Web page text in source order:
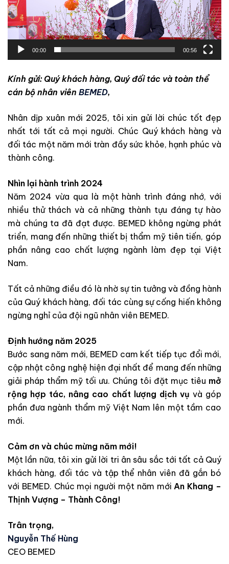
00:00 00:56
Kính gửi: Quý khách hàng, Quý đối tác và toàn thể
cán bộ nhân viên BEMED,
Nhân dịp xuân mới 2025, tôi xin gửi lời chúc tốt đẹp
nhất tới tất cả mọi người. Chúc Quý khách hàng và
đối tác một năm mới tràn đầy sức khỏe, hạnh phúc và
thành công.
Nhìn lại hành trình 2024
Năm 2024 vừa qua là một hành trình đáng nhớ, với
nhiều thử thách và cả những thành tựu đáng tự hào
mà chúng ta đã đạt được. BEMED không ngừng phát
triển, mang đến những thiết bị thẩm mỹ tiên tiến, góp
phần nâng cao chất lượng ngành làm đẹp tại Việt
Nam.
Tất cả những điều đó là nhờ sự tin tưởng và đồng hành
của Quý khách hàng, đối tác cùng sự cống hiến không
ngừng nghỉ của đội ngũ nhân viên BEMED.
Định hướng năm 2025
Bước sang năm mới, BEMED cam kết tiếp tục đổi mới,
cập nhật công nghệ hiện đại nhất để mang đến những
giải pháp thẩm mỹ tối ưu. Chúng tôi đặt mục tiêu mở
rộng hợp tác, nâng cao chất lượng dịch vụ và góp
phần đưa ngành thẩm mỹ Việt Nam lên một tầm cao
mới.
Cảm ơn và chúc mừng năm mới!
Một lần nữa, tôi xin gửi lời tri ân sâu sắc tới tất cả Quý
khách hàng, đối tác và tập thể nhân viên đã gắn bó
với BEMED. Chúc mọi người một năm mới An Khang –
Thịnh Vượng – Thành Công!
Trân trọng,
Nguyễn Thế Hùng
CEO BEMED